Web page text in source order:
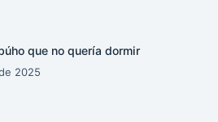
que no quería dormir
2025